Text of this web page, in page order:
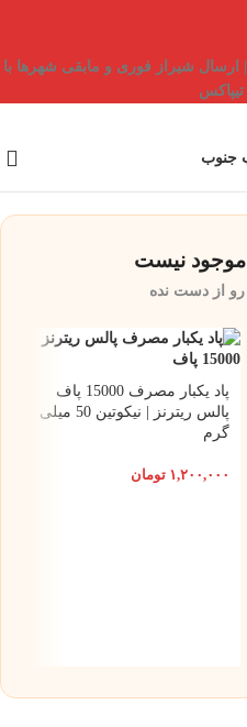
برای خرید بالای 3 تومن | ارسال شیراز فوری و مابقی شهرها با
موجود نیست
رو از دست نده
پاد یکبار مصرف 15000 پاف
پالس ریترنز | نیکوتین 50 میلی
گرم
۱,۲۰۰,۰۰۰ تومان